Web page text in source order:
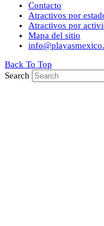
Contacto
Atractivos por
Atractivos por
Mapa del sitio
Back To Top
Search